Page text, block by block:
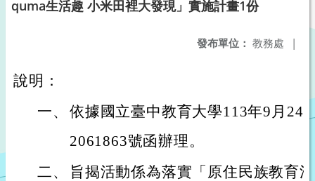
quma生活趣 小米田裡大發現」實施計畫1份
發布單位： 教務處 |
說明：
一、 依據國立臺中教育大學113年9月24
2061863號函辦理。
二、
旨揭活動係為落實「原住民族教育